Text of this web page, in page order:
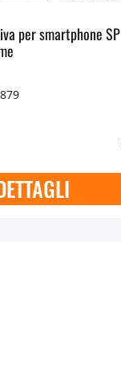
per smartphone SP